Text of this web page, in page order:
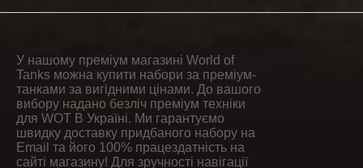
У нашому преміум магазині World of
Tanks можна купити набори за преміум-
танками за вигідними цінами. До вашого
вибору надано безліч преміум техніки
для WOT В Україні. Ми гарантуємо
швидку доставку придбаного набору на
Email та його 100% працездатність на
сайті магазину! Для зручності навігації